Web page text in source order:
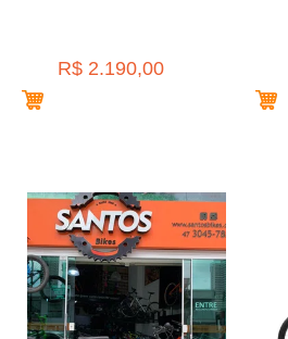
R$ 2.190,00